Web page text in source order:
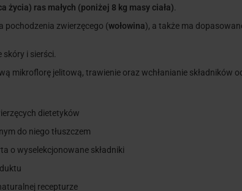
życia) ras małych (poniżej 8 kg masy ciała)
pochodzenia zwierzęcego (wołowina), a także ma
i sierści.
mikroflorę jelitową, trawienie oraz wchłanianie składników
dietetyków
do niego tłuszczem
o wyselekcjonowane składniki
recepturze